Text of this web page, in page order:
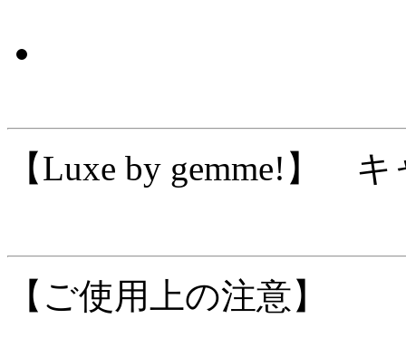
【Luxe by gemme!】
【ご使用上の注意】